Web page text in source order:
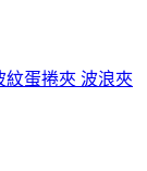
蛋捲夾 波浪夾